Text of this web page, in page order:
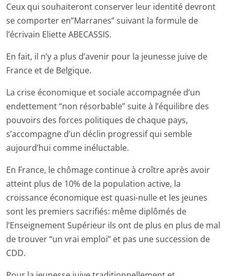
Ceux qui souhaiteront conserver leur identité devront
se comporter en”Marranes” suivant la formule de
l’écrivain Eliette ABECASSIS.
En fait, il n’y a plus d’avenir pour la jeunesse juive de
France et de Belgique.
La crise économique et sociale accompagnée d’un
endettement “non résorbable” suite à l’équilibre des
pouvoirs des forces politiques de chaque pays,
s’accompagne d’un déclin progressif qui semble
aujourd’hui comme inéluctable.
En France, le chômage continue à croître après avoir
atteint plus de 10% de la population active, la
croissance économique est quasi-nulle et les jeunes
sont les premiers sacrifiés: même diplômés de
l’Enseignement Supérieur ils ont de plus en plus de mal
de trouver “un vrai emploi” et pas une succession de
CDD.